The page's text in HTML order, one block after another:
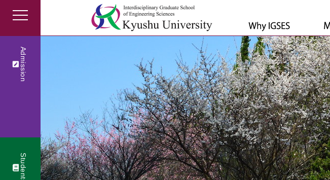
Admission
Students